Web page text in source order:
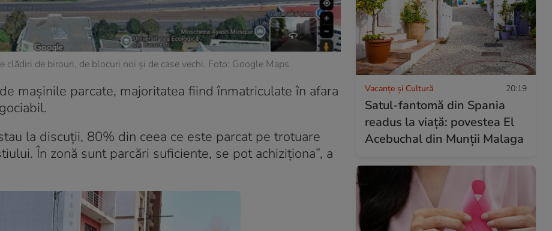
clădiri de birouri, de blocuri noi și de case vechi. Foto: Google Maps
mașinile parcate, majoritatea fiind înmatriculate în afara
la discuții, 80% din ceea ce este parcat pe trotuare
În zonă sunt parcări suficiente, se pot achiziționa”, a
Vacanțe și Cultură 20:19
Satul-fantomă din Spania
readus la viață: povestea El
Acebuchal din Munții Malaga